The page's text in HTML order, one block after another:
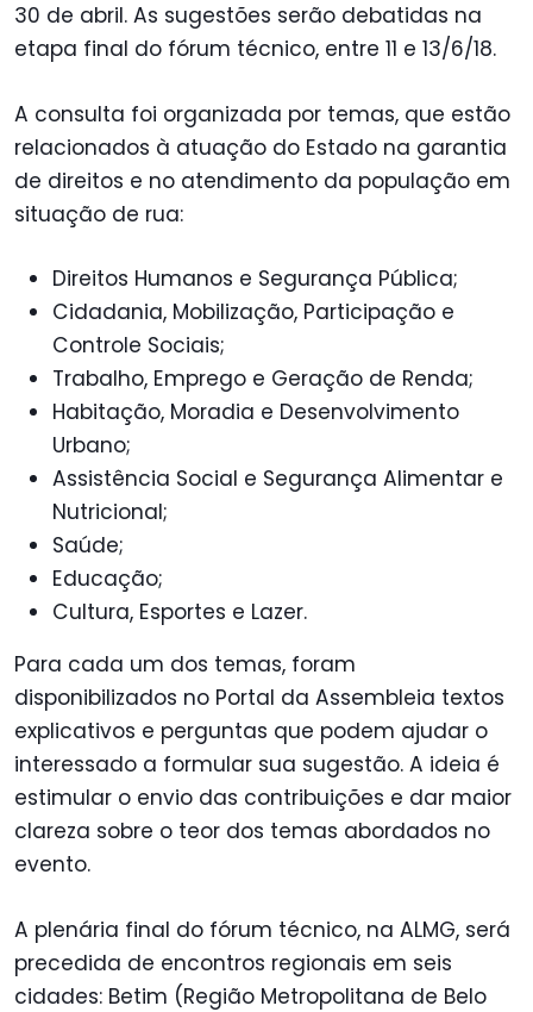
30 de abril. As sugestões serão debatidas na
etapa final do fórum técnico, entre 11 e 13/6/18.
A consulta foi organizada por temas, que estão
relacionados à atuação do Estado na garantia
de direitos e no atendimento da população em
situação de rua:
Direitos Humanos e Segurança Pública;
Cidadania, Mobilização, Participação e
Controle Sociais;
Trabalho, Emprego e Geração de Renda;
Habitação, Moradia e Desenvolvimento
Urbano;
Assistência Social e Segurança Alimentar e
Nutricional;
Saúde;
Educação;
Cultura, Esportes e Lazer.
Para cada um dos temas, foram
disponibilizados no Portal da Assembleia textos
explicativos e perguntas que podem ajudar o
interessado a formular sua sugestão. A ideia é
estimular o envio das contribuições e dar maior
clareza sobre o teor dos temas abordados no
evento.
A plenária final do fórum técnico, na ALMG, será
precedida de encontros regionais em seis
cidades: Betim (Região Metropolitana de Belo